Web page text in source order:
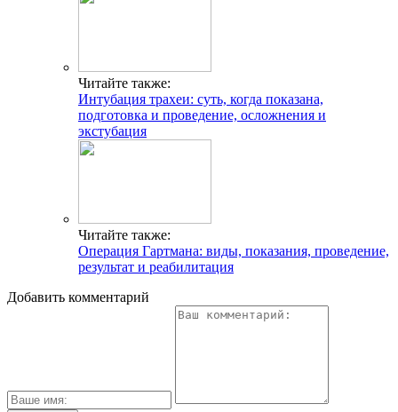
Читайте также:
Интубация трахеи: суть, когда показана,
подготовка и проведение, осложнения и
экстубация
Читайте также:
Операция Гартмана: виды, показания, проведение,
результат и реабилитация
Добавить комментарий